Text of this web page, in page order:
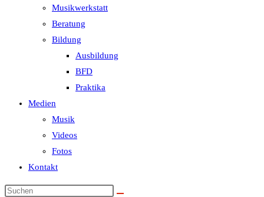
Musikwerkstatt
Beratung
Bildung
Ausbildung
BFD
Praktika
Medien
Musik
Videos
Fotos
Kontakt